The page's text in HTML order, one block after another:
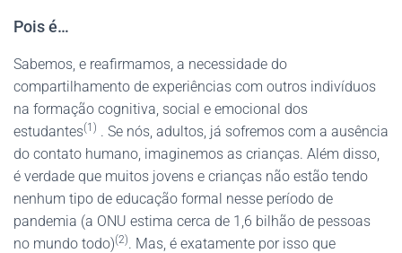
Pois é…
Sabemos, e reafirmamos, a necessidade do
compartilhamento de experiências com outros indivíduos
na formação cognitiva, social e emocional dos
estudantes(1) . Se nós, adultos, já sofremos com a ausência
do contato humano, imaginemos as crianças. Além disso,
é verdade que muitos jovens e crianças não estão tendo
nenhum tipo de educação formal nesse período de
pandemia (a ONU estima cerca de 1,6 bilhão de pessoas
no mundo todo)(2). Mas, é exatamente por isso que